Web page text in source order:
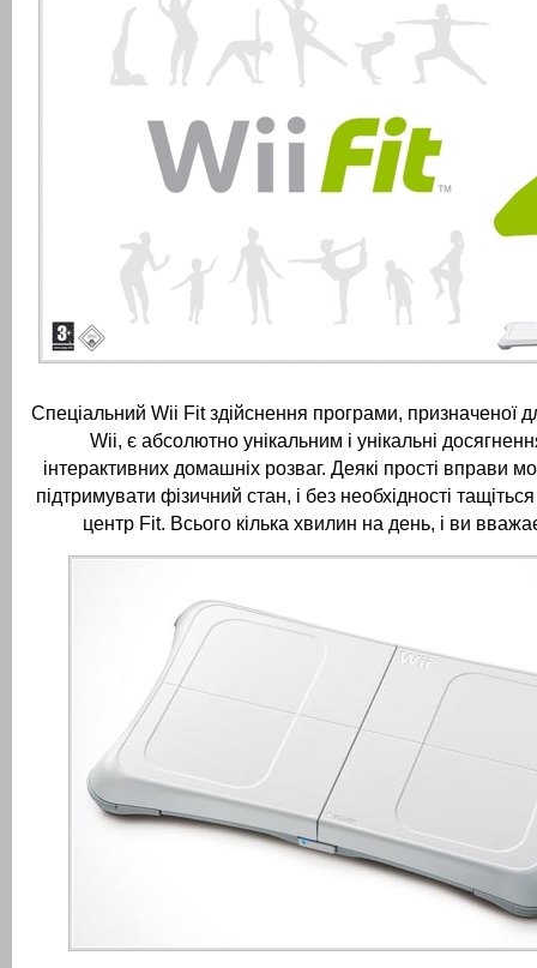
Спеціальний Wii Fit здійснення програми, призначеної
Wii, є абсолютно унікальним і унікальні
інтерактивних домашніх розваг. Деякі прості вправи
підтримувати фізичний стан, і без необхідності
центр Fit. Всього кілька хвилин на день, і ви